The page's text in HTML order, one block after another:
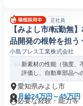
正社員
【みよし市/転勤無
品開発の根幹を担う
小島プレス工業株式会社
新素材の性能（強度、
評価し、自動車部品へ
愛知県みよし市
月給24万円～45万円
必要な経験・能力等